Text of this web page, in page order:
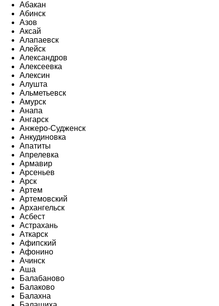
Абакан
Абинск
Азов
Аксай
Алапаевск
Алейск
Александров
Алексеевка
Алексин
Алушта
Альметьевск
Амурск
Анапа
Ангарск
Анжеро-Судженск
Анкудиновка
Апатиты
Апрелевка
Армавир
Арсеньев
Арск
Артем
Артемовский
Архангельск
Асбест
Астрахань
Аткарск
Афипский
Афонино
Ачинск
Аша
Балабаново
Балаково
Балахна